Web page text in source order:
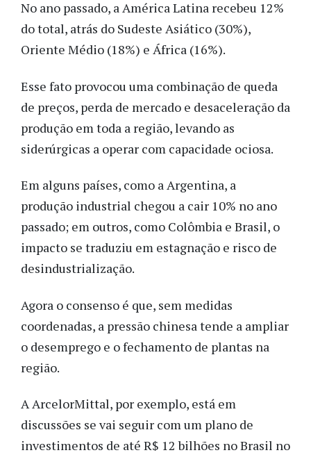
No ano passado, a América Latina recebeu 12%
do total, atrás do Sudeste Asiático (30%),
Oriente Médio (18%) e África (16%).
Esse fato provocou uma combinação de queda
de preços, perda de mercado e desaceleração da
produção em toda a região, levando as
siderúrgicas a operar com capacidade ociosa.
Em alguns países, como a Argentina, a
produção industrial chegou a cair 10% no ano
passado; em outros, como Colômbia e Brasil, o
impacto se traduziu em estagnação e risco de
desindustrialização.
Agora o consenso é que, sem medidas
coordenadas, a pressão chinesa tende a ampliar
o desemprego e o fechamento de plantas na
região.
A ArcelorMittal, por exemplo, está em
discussões se vai seguir com um plano de
investimentos de até R$ 12 bilhões no Brasil no